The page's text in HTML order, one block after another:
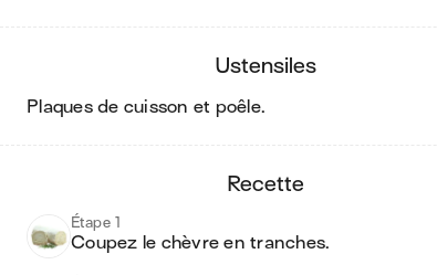
ustensiles
plaques de cuisson et poêle.
recette
Étape 1
Coupez le chèvre en tranches.